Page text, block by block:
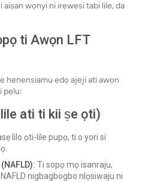
aiṣan wọnyi ni irẹwẹsi tabi lile, da
ti Awọn LFT
henensiamu ẹdọ ajeji ati awọn
pẹlu:
ati ti kii ṣe ọti)
lilo ọti-lile pupọ, ti o yori si
Ti sopọ mọ isanraju,
nigbagbogbo nlọsiwaju ni